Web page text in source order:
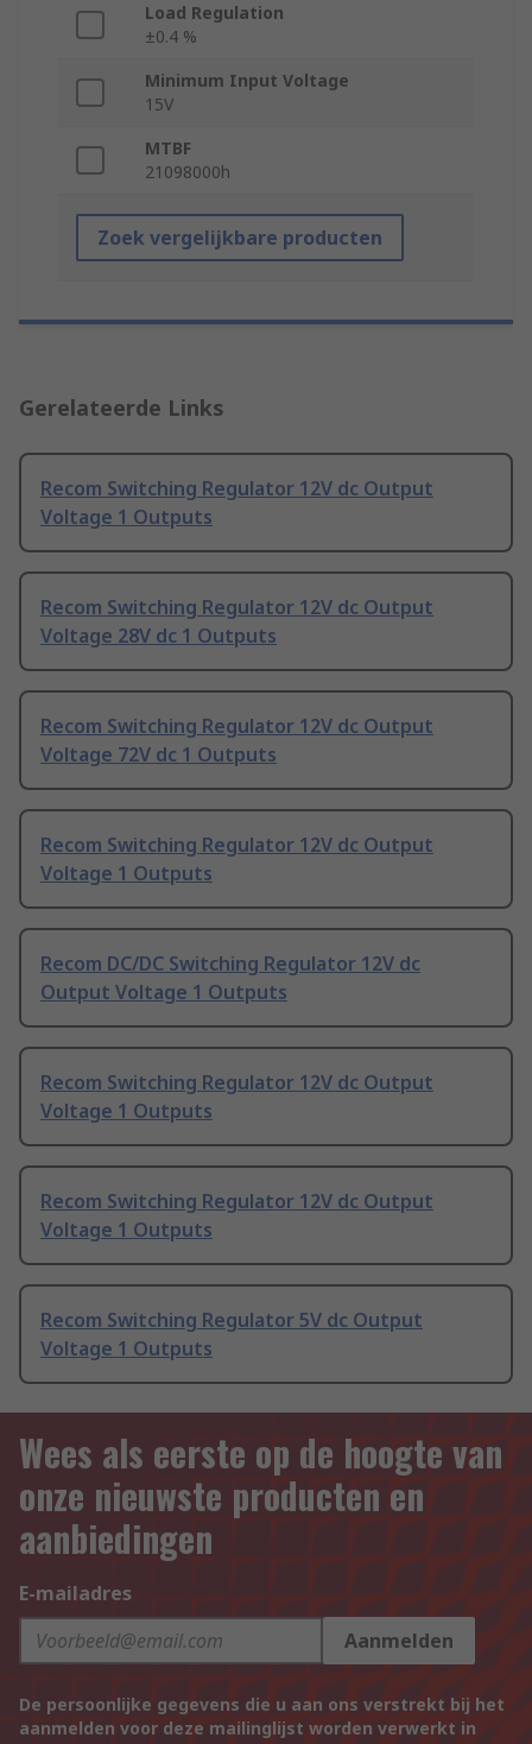
Load Regulation
±0.4 %
Minimum Input Voltage
15V
MTBF
21098000h
Zoek vergelijkbare producten
Gerelateerde Links
Recom Switching Regulator 12V dc Output
Voltage 1 Outputs
Recom Switching Regulator 12V dc Output
Voltage 28V dc 1 Outputs
Recom Switching Regulator 12V dc Output
Voltage 72V dc 1 Outputs
Recom Switching Regulator 12V dc Output
Voltage 1 Outputs
Recom DC/DC Switching Regulator 12V dc
Output Voltage 1 Outputs
Recom Switching Regulator 12V dc Output
Voltage 1 Outputs
Recom Switching Regulator 12V dc Output
Voltage 1 Outputs
Recom Switching Regulator 5V dc Output
Voltage 1 Outputs
Wees als eerste op de hoogte van
onze nieuwste producten en
aanbiedingen
E-mailadres
Aanmelden
De persoonlijke gegevens die u aan ons verstrekt bij het
aanmelden voor deze mailinglijst worden verwerkt in